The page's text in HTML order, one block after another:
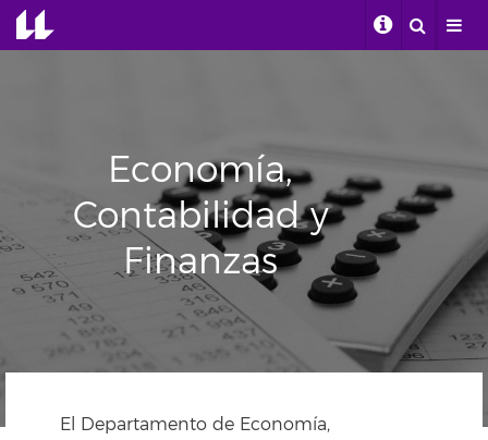
Economía,
Contabilidad y
Finanzas
El Departamento de Economía,